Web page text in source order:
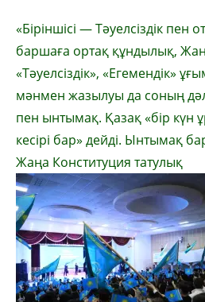
«Біріншісі — Тәуелсіздік пен
баршаға ортақ құндылық,
«Тәуелсіздік», «Егемендік»
мәнмен жазылуы да соның
пен ынтымақ. Қазақ «бір күн
кесірі бар» дейді. Ынтымақ
Жаңа Конституция татулық